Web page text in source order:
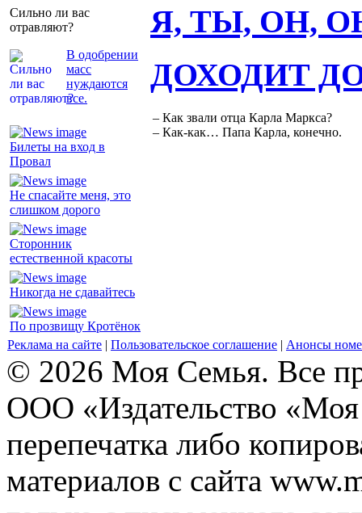
Сильно ли вас
отравляют?
В одобрении
масс
нуждаются
все.
Я, ТЫ, ОН,
Билеты на вход в
Провал
Не спасайте меня, это
слишком дорого
Сторонник
естественной красоты
Никогда не сдавайтесь
По прозвищу Кротёнок
ДОХОДИТ
– Как звали отца Карла Маркса?
– Как-как… Папа Карла, конечно.
Реклама на сайте | Пользовательское соглашение | Анонсы
© 2026 Моя Семья. Все
ООО «Издательство
перепечатка либо
материалов с сайта